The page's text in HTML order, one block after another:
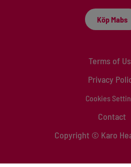
Köp Mabs
Terms of
Privacy
Cookies
Contact
Copyright © Karo